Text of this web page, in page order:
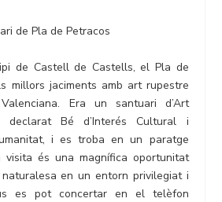
de Pla de Petracos
de Castell de Castells, el Pla de
millors jaciments amb art rupestre
Era un santuari d’Art
declarat Bé d’Interés Cultural i
i es troba en un paratge
visita és una magnífica oportunitat
en un entorn privilegiat i
es pot concertar en el telèfon